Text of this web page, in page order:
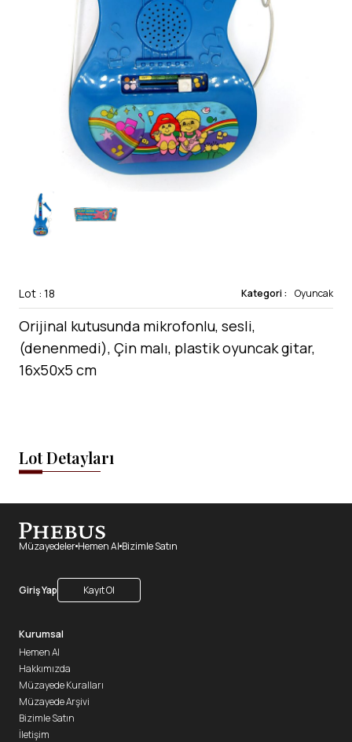
Lot : 18 Kategori : Oyuncak
Orijinal kutusunda mikrofonlu, sesli,
(denenmedi), Çin malı, plastik oyuncak gitar,
16x50x5 cm
Lot Detayları
Müzayedeler Hemen Al Bizimle Satın
Giriş Yap Kayıt Ol
Kurumsal
Hemen Al
Hakkımızda
Müzayede Kuralları
Müzayede Arşivi
Bizimle Satın
İletişim